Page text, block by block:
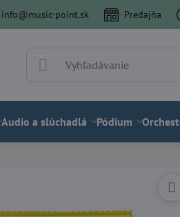
info@music-point.sk Predajňa
Audio a slúchadlá Pódium